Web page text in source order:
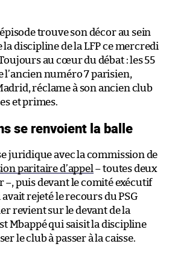
trouve son décor au sein
discipline de la LFP ce mercredi
au cœur du débat : les 55
l’ancien numéro 7 parisien,
réclame à son ancien club
et primes.
se renvoient la balle
juridique avec la commission de
paritaire d’appel – toutes deux
–, puis devant le comité exécutif
rejeté le recours du PSG
revient sur le devant de la
Mbappé qui saisit la discipline
le club à passer à la caisse.